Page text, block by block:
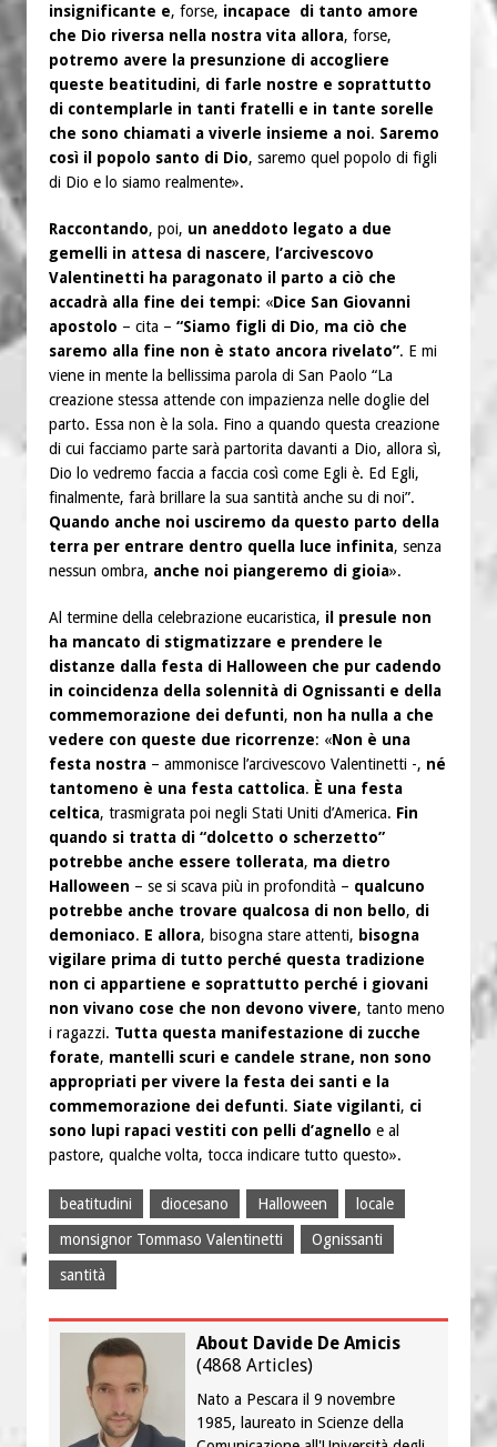
insignificante e, forse, incapace di tanto amore
che Dio riversa nella nostra vita allora, forse,
potremo avere la presunzione di accogliere
queste beatitudini, di farle nostre e soprattutto
di contemplarle in tanti fratelli e in tante sorelle
che sono chiamati a viverle insieme a noi. Saremo
così il popolo santo di Dio, saremo quel popolo di figli
di Dio e lo siamo realmente».
Raccontando, poi, un aneddoto legato a due
gemelli in attesa di nascere, l’arcivescovo
Valentinetti ha paragonato il parto a ciò che
accadrà alla fine dei tempi: «Dice San Giovanni
apostolo – cita – “Siamo figli di Dio, ma ciò che
saremo alla fine non è stato ancora rivelato”. E mi
viene in mente la bellissima parola di San Paolo “La
creazione stessa attende con impazienza nelle doglie del
parto. Essa non è la sola. Fino a quando questa creazione
di cui facciamo parte sarà partorita davanti a Dio, allora sì,
Dio lo vedremo faccia a faccia così come Egli è. Ed Egli,
finalmente, farà brillare la sua santità anche su di noi”.
Quando anche noi usciremo da questo parto della
terra per entrare dentro quella luce infinita, senza
nessun ombra, anche noi piangeremo di gioia».
Al termine della celebrazione eucaristica, il presule non
ha mancato di stigmatizzare e prendere le
distanze dalla festa di Halloween che pur cadendo
in coincidenza della solennità di Ognissanti e della
commemorazione dei defunti, non ha nulla a che
vedere con queste due ricorrenze: «Non è una
festa nostra – ammonisce l’arcivescovo Valentinetti -, né
tantomeno è una festa cattolica. È una festa
celtica, trasmigrata poi negli Stati Uniti d’America. Fin
quando si tratta di “dolcetto o scherzetto”
potrebbe anche essere tollerata, ma dietro
Halloween – se si scava più in profondità – qualcuno
potrebbe anche trovare qualcosa di non bello, di
demoniaco. E allora, bisogna stare attenti, bisogna
vigilare prima di tutto perché questa tradizione
non ci appartiene e soprattutto perché i giovani
non vivano cose che non devono vivere, tanto meno
i ragazzi. Tutta questa manifestazione di zucche
forate, mantelli scuri e candele strane, non sono
appropriati per vivere la festa dei santi e la
commemorazione dei defunti. Siate vigilanti, ci
sono lupi rapaci vestiti con pelli d’agnello e al
pastore, qualche volta, tocca indicare tutto questo».
beatitudini diocesano Halloween
locale
monsignor Tommaso Valentinetti
Ognissanti
santità
About Davide De Amicis
(4868 Articles)
Nato a Pescara il 9 novembre
1985, laureato in Scienze della